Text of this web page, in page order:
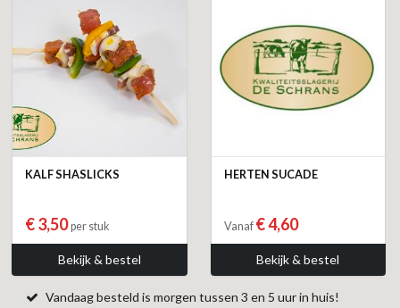
KALF SHASLICKS
€ 3,50per stuk
Bekijk & bestel
HERTEN SUCADE
Vanaf € 4,60
Bekijk & bestel
Vandaag besteld is morgen tussen 3 en 5 uur in huis!